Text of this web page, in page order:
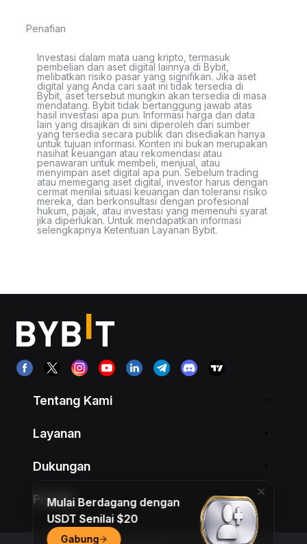
Penafian
Investasi dalam mata uang kripto, termasuk
pembelian dan aset digital lainnya di Bybit,
melibatkan risiko pasar yang signifikan. Jika aset
digital yang Anda cari saat ini tidak tersedia di
Bybit, aset tersebut mungkin akan tersedia di masa
mendatang. Bybit tidak bertanggung jawab atas
hasil investasi apa pun. Informasi harga dan data
lain yang disajikan di sini diperoleh dari sumber
yang tersedia secara publik dan disediakan hanya
untuk tujuan informasi. Konten ini bukan merupakan
nasihat keuangan atau rekomendasi atau
penawaran untuk membeli, menjual, atau
menyimpan aset digital apa pun. Sebelum trading
atau memegang aset digital, investor harus dengan
cermat menilai situasi keuangan dan toleransi risiko
mereka, dan berkonsultasi dengan profesional
hukum, pajak, atau investasi yang memenuhi syarat
jika diperlukan. Untuk mendapatkan informasi
selengkapnya Ketentuan Layanan Bybit.
Tentang Kami
Layanan
Dukungan
Produk
Mulai Berdagang dengan
USDT Senilai $20
Gabung